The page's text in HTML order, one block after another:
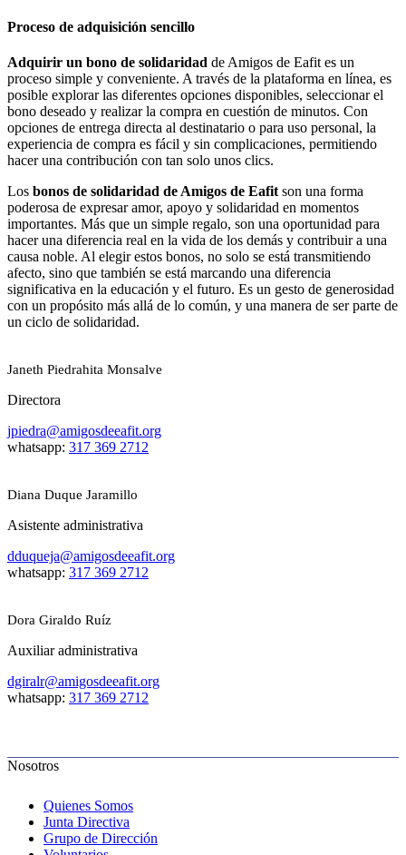
Proceso de adquisición sencillo
Adquirir un bono de solidaridad de Amigos de Eafit es un
proceso simple y conveniente. A través de la plataforma en línea, es
posible explorar las diferentes opciones disponibles, seleccionar el
bono deseado y realizar la compra en cuestión de minutos. Con
opciones de entrega directa al destinatario o para uso personal, la
experiencia de compra es fácil y sin complicaciones, permitiendo
hacer una contribución con tan solo unos clics.
Los bonos de solidaridad de Amigos de Eafit son una forma
poderosa de expresar amor, apoyo y solidaridad en momentos
importantes. Más que un simple regalo, son una oportunidad para
hacer una diferencia real en la vida de los demás y contribuir a una
causa noble. Al elegir estos bonos, no solo se está transmitiendo
afecto, sino que también se está marcando una diferencia
significativa en la educación y el futuro. Es un gesto de generosidad
con un propósito más allá de lo común, y una manera de ser parte de
un ciclo de solidaridad.
Janeth Piedrahita Monsalve
Directora
jpiedra@amigosdeeafit.org
whatsapp: 317 369 2712
Diana Duque Jaramillo
Asistente administrativa
dduqueja@amigosdeeafit.org
whatsapp: 317 369 2712
Dora Giraldo Ruíz
Auxiliar administrativa
dgiralr@amigosdeeafit.org
whatsapp: 317 369 2712
Nosotros
Quienes Somos
Junta Directiva
Grupo de Dirección